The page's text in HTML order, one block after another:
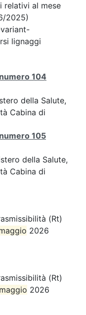
relativi al mese
2025)
lignaggi
104
della Salute,
Cabina di
105
della Salute,
Cabina di
(Rt)
2026
(Rt)
maggio 2026